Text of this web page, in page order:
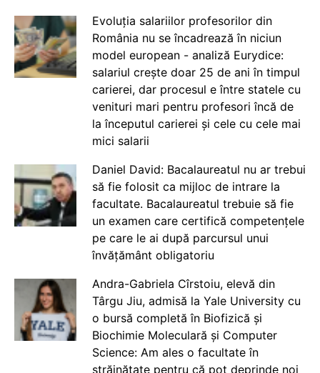
Evoluția salariilor profesorilor din
România nu se încadrează în niciun
model european - analiză Eurydice:
salariul crește doar 25 de ani în timpul
carierei, dar procesul e între statele cu
venituri mari pentru profesori încă de
la începutul carierei și cele cu cele mai
mici salarii
Daniel David: Bacalaureatul nu ar trebui
să fie folosit ca mijloc de intrare la
facultate. Bacalaureatul trebuie să fie
un examen care certifică competențele
pe care le ai după parcursul unui
învățământ obligatoriu
Andra-Gabriela Cîrstoiu, elevă din
Târgu Jiu, admisă la Yale University cu
o bursă completă în Biofizică și
Biochimie Moleculară și Computer
Science: Am ales o facultate în
străinătate pentru că pot deprinde noi